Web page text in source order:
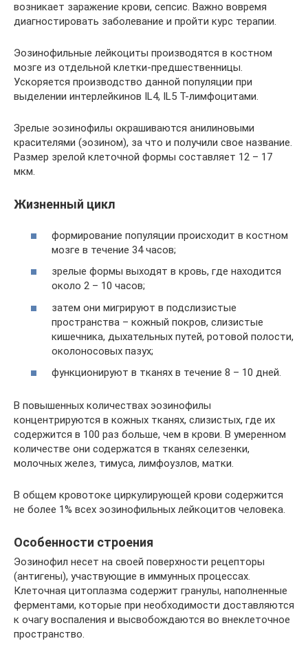
возникает заражение крови, сепсис. Важно вовремя
диагностировать заболевание и пройти курс терапии.
Эозинофильные лейкоциты производятся в костном
мозге из отдельной клетки-предшественницы.
Ускоряется производство данной популяции при
выделении интерлейкинов IL4, IL5 Т-лимфоцитами.
Зрелые эозинофилы окрашиваются анилиновыми
красителями (эозином), за что и получили свое название.
Размер зрелой клеточной формы составляет 12 – 17
мкм.
Жизненный цикл
формирование популяции происходит в костном
мозге в течение 34 часов;
зрелые формы выходят в кровь, где находится
около 2 – 10 часов;
затем они мигрируют в подслизистые
пространства – кожный покров, слизистые
кишечника, дыхательных путей, ротовой полости,
околоносовых пазух;
функционируют в тканях в течение 8 – 10 дней.
В повышенных количествах эозинофилы
концентрируются в кожных тканях, слизистых, где их
содержится в 100 раз больше, чем в крови. В умеренном
количестве они содержатся в тканях селезенки,
молочных желез, тимуса, лимфоузлов, матки.
В общем кровотоке циркулирующей крови содержится
не более 1% всех эозинофильных лейкоцитов человека.
Особенности строения
Эозинофил несет на своей поверхности рецепторы
(антигены), участвующие в иммунных процессах.
Клеточная цитоплазма содержит гранулы, наполненные
ферментами, которые при необходимости доставляются
к очагу воспаления и высвобождаются во внеклеточное
пространство.